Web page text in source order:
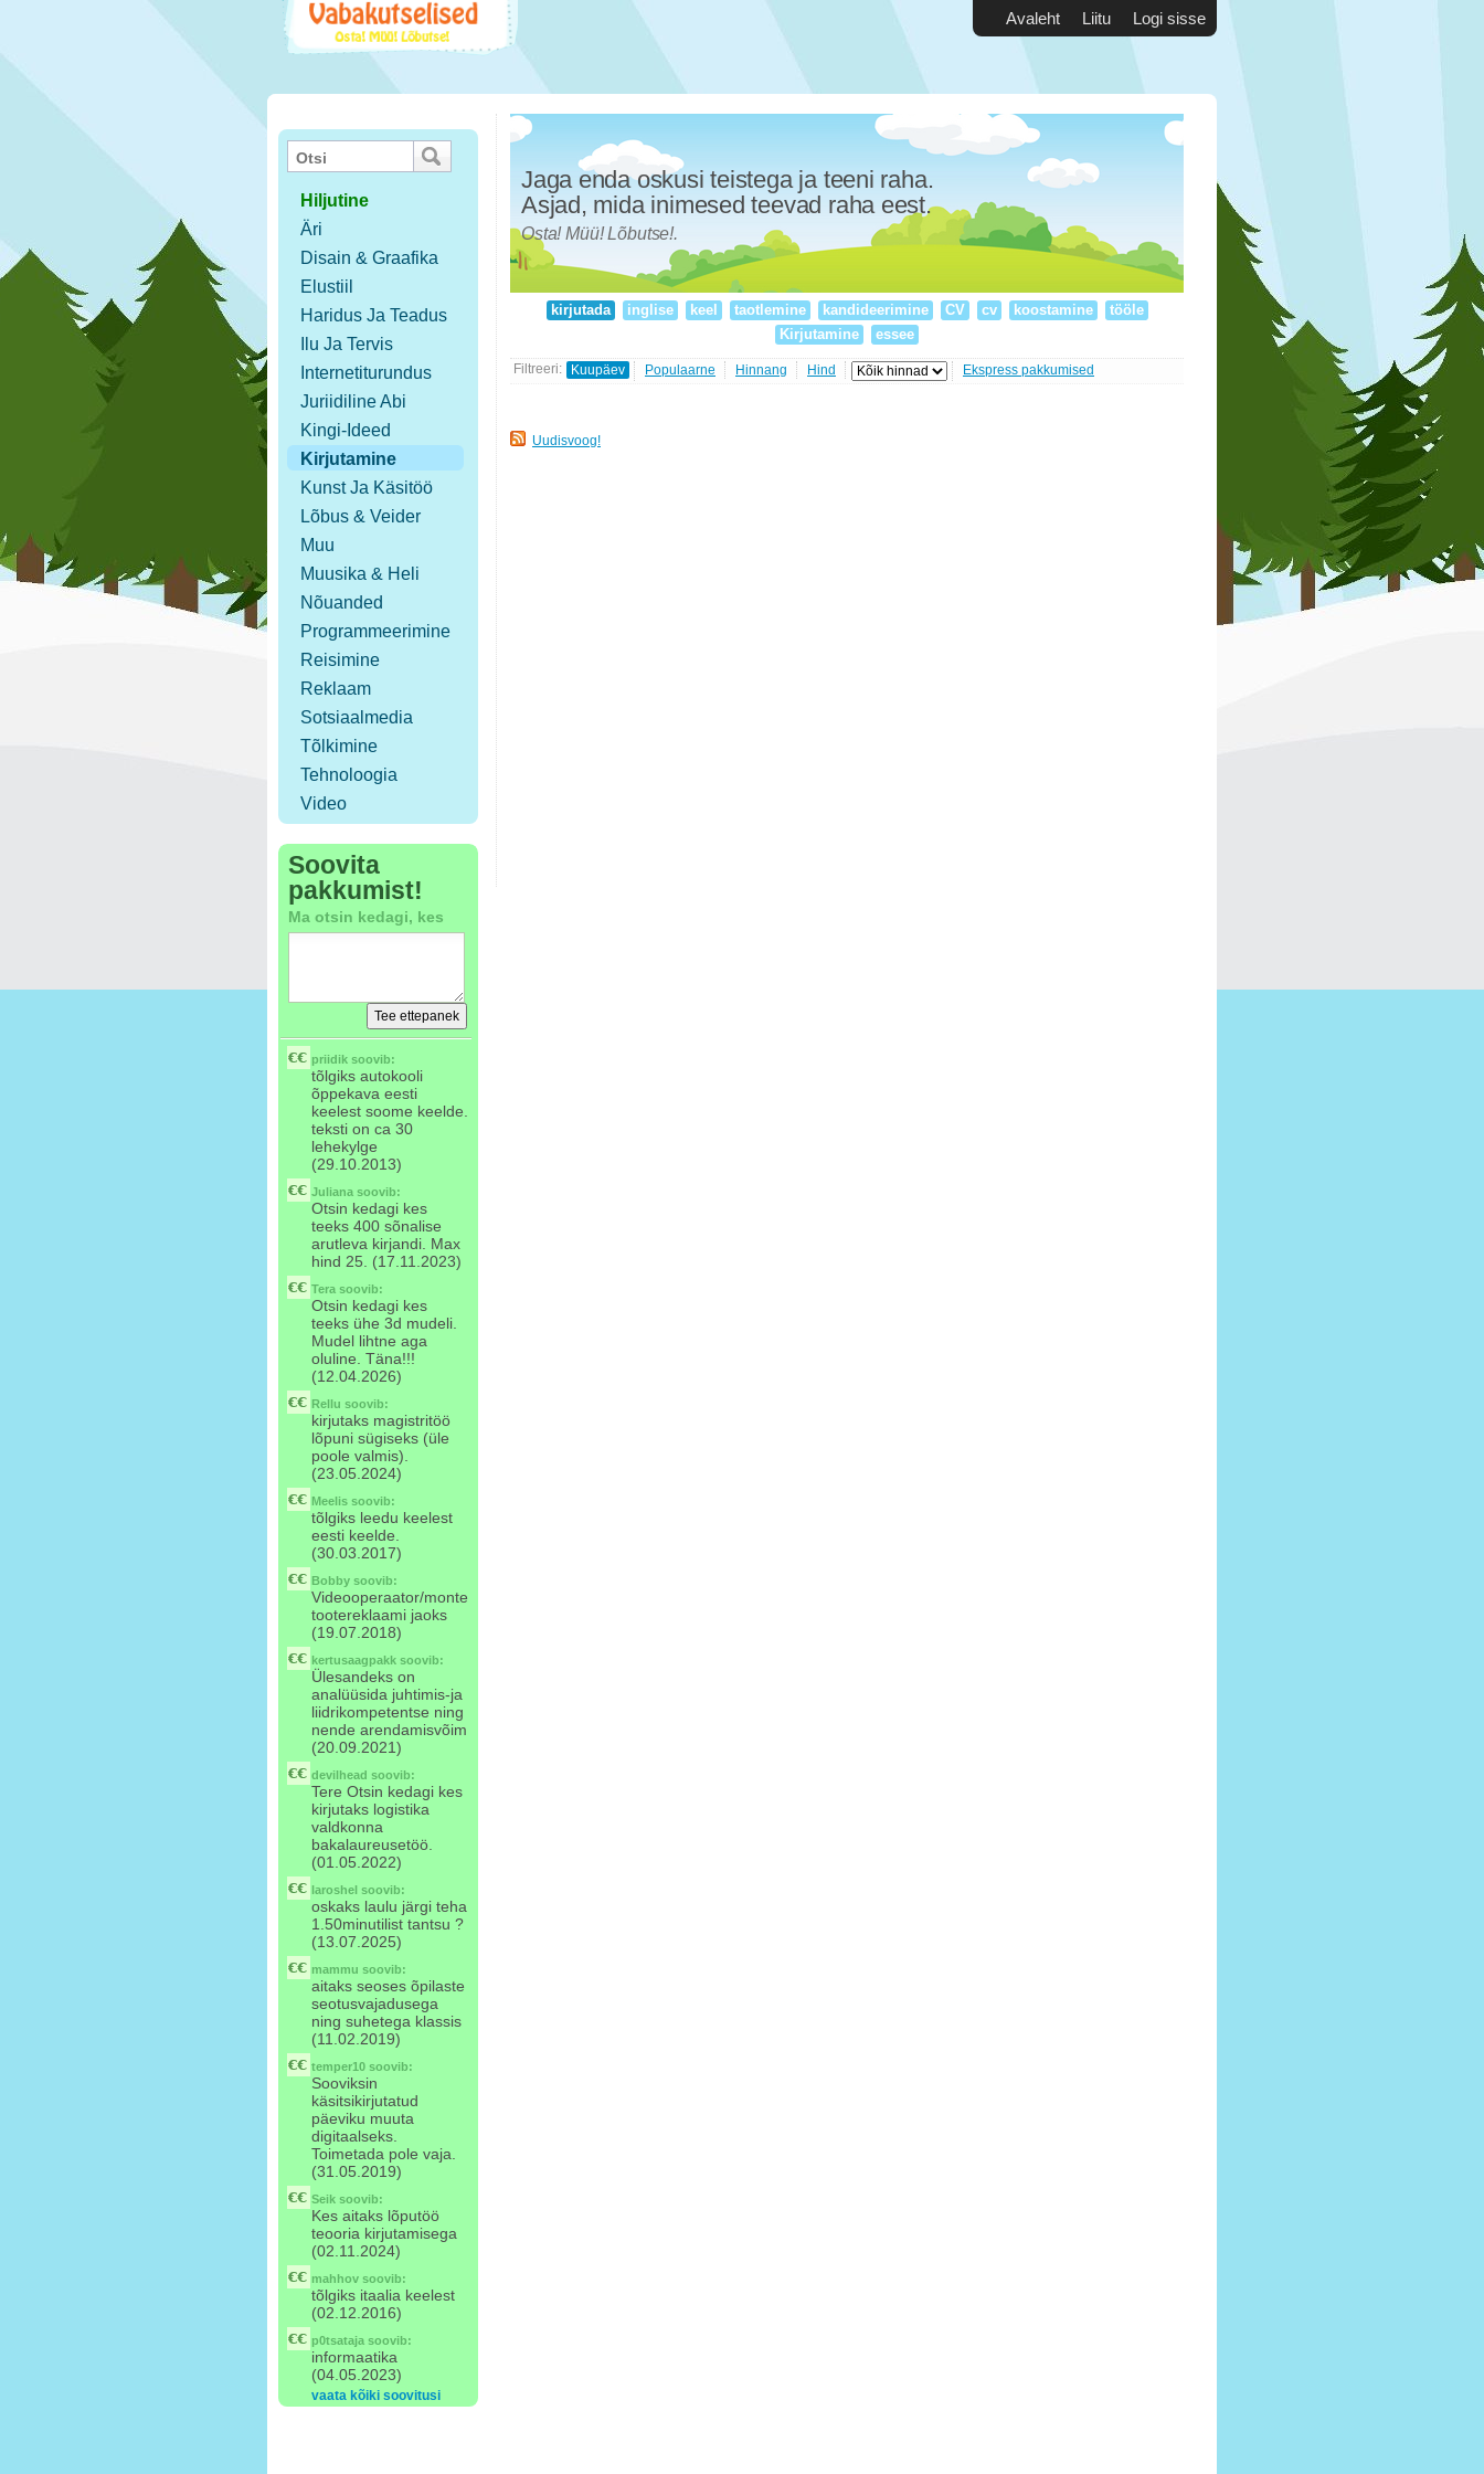
Avaleht Liitu Logi sisse
Hiljutine
Äri
Disain & Graafika
Elustiil
Haridus Ja Teadus
Ilu Ja Tervis
Internetiturundus
Juriidiline Abi
Kingi-Ideed
Kirjutamine
Kunst Ja Käsitöö
Lõbus & Veider
Muu
Muusika & Heli
Nõuanded
Programmeerimine
Reisimine
Reklaam
Sotsiaalmedia
Tõlkimine
Tehnoloogia
Video
Soovita
pakkumist!
Ma otsin kedagi, kes
priidik soovib:
tõlgiks autokooli
õppekava eesti
keelest soome keelde.
teksti on ca 30
lehekylge
(29.10.2013)
Juliana soovib:
Otsin kedagi kes
teeks 400 sõnalise
arutleva kirjandi. Max
hind 25. (17.11.2023)
Tera soovib:
Otsin kedagi kes
teeks ühe 3d mudeli.
Mudel lihtne aga
oluline. Täna!!!
(12.04.2026)
Rellu soovib:
kirjutaks magistritöö
lõpuni sügiseks (üle
poole valmis).
(23.05.2024)
Meelis soovib:
tõlgiks leedu keelest
eesti keelde.
(30.03.2017)
Bobby soovib:
Videooperaator/monteerija
tootereklaami jaoks
(19.07.2018)
kertusaagpakk soovib:
Ülesandeks on
analüüsida juhtimis-ja
liidrikompetentse ning
nende arendamisvõim
(20.09.2021)
devilhead soovib:
Tere Otsin kedagi kes
kirjutaks logistika
valdkonna
bakalaureusetöö.
(01.05.2022)
laroshel soovib:
oskaks laulu järgi teha
1.50minutilist tantsu ?
(13.07.2025)
mammu soovib:
aitaks seoses õpilaste
seotusvajadusega
ning suhetega klassis
(11.02.2019)
temper10 soovib:
Sooviksin
käsitsikirjutatud
päeviku muuta
digitaalseks.
Toimetada pole vaja.
(31.05.2019)
Seik soovib:
Kes aitaks lõputöö
teooria kirjutamisega
(02.11.2024)
mahhov soovib:
tõlgiks itaalia keelest
(02.12.2016)
p0tsataja soovib:
informaatika
(04.05.2023)
vaata kõiki soovitusi
Jaga enda oskusi teistega ja teeni raha.
Asjad, mida inimesed teevad raha eest.
Osta! Müü! Lõbutse!.
kirjutada inglise keel taotlemine kandideerimine CV cv koostamine
tööle
Kirjutamine
essee
Filtreeri: Kuupäev Populaarne Hinnang Hind Ekspress pakkumised
Uudisvoog!